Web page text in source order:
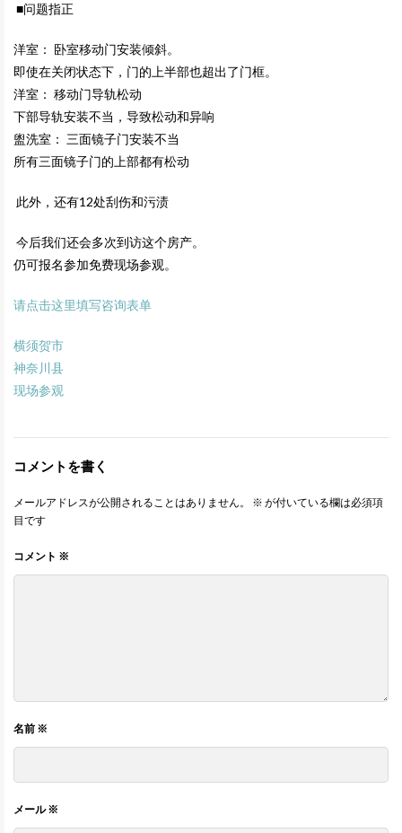
■问题指正
洋室： 卧室移动门安装倾斜。
即使在关闭状态下，门的上半部也超出了门框。
洋室： 移动门导轨松动
下部导轨安装不当，导致松动和异响
盥洗室： 三面镜子门安装不当
所有三面镜子门的上部都有松动
此外，还有12处刮伤和污渍
今后我们还会多次到访这个房产。
仍可报名参加免费现场参观。
请点击这里填写咨询表单
横须贺市
神奈川县
现场参观
コメントを書く
メールアドレスが公開されることはありません。 ※ が付いている欄は必須項
目です
コメント ※
名前 ※
メール※